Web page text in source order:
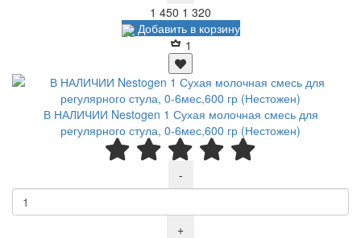
1 450 Р1 320
Добавить в корзину
1
В НАЛИЧИИ Nestogen 1 Сухая молочная смесь для
регулярного стула, 0-6мес,600 гр (Нестожен)
-
+